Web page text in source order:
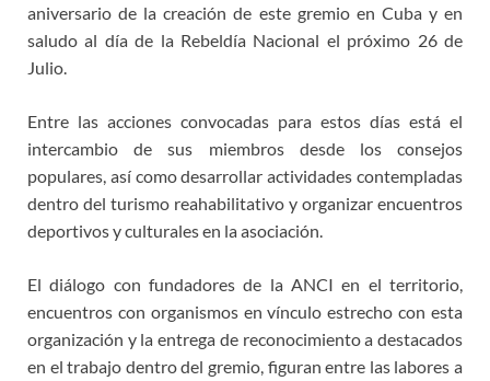
aniversario de la creación de este gremio en Cuba y en
saludo al día de la Rebeldía Nacional el próximo 26 de
Julio.
Entre las acciones convocadas para estos días está el
intercambio de sus miembros desde los consejos
populares, así como desarrollar actividades contempladas
dentro del turismo reahabilitativo y organizar encuentros
deportivos y culturales en la asociación.
El diálogo con fundadores de la ANCI en el territorio,
encuentros con organismos en vínculo estrecho con esta
organización y la entrega de reconocimiento a destacados
en el trabajo dentro del gremio, figuran entre las labores a